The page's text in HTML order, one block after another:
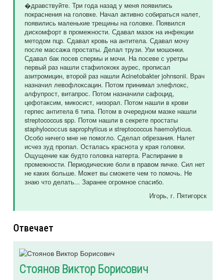
�дравствуйте. Три года назад у меня появились
покраснения на головке. Начал активно собираться налет,
появились маленькие трещины на головке. Появился
дискомфорт в промежности. Сдавал мазок на инфекции
методом пцр. Сдавал кровь на антитела. Сдавал мочу
после массажа простаты. Делал трузи. Узи мошонки.
Сдавал бак посев спермы и мочи. На посеве с уретры
первый раз нашли стафилококк аурес, прописал
азитромицин, второй раз нашли Acinetobakter johnsonii. Врач
назначил левофлоксацин. Потом принимал элефлокс,
алфупрост, витапрос. Потом назначили сафоцид,
цефотаксим, микосист, низорал. Потом нашли в крови
герпес антитела 6 типа. Потом в очередном мазке нашли
streptococcus spp. Потом нашли в секрете простаты
staphylocoссus saprophyticus и streptococcus haemolyticus.
Особо ничего мне не помогло. Сделал обрезания. Налет
исчез зуд пропал. Осталась краснота у края головки.
Ощущение как будто головка натерта. Распирание в
промежности. Периодические боли в правом яичке. Сил нет
не каких больше. Может вы сможете чем то помочь. Не
знаю что делать... Заранее огромное спасибо.
Игорь, г. Пятигорск
Отвечает
Стоянов Виктор Борисович